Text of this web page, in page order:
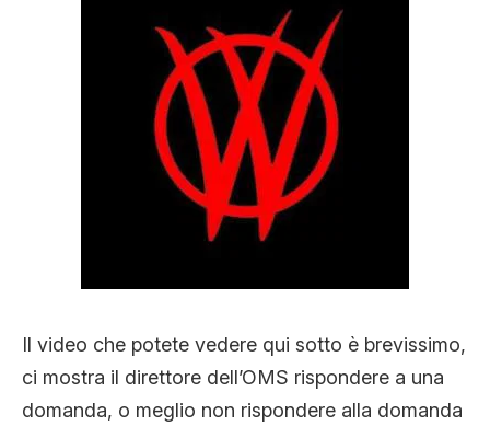
Il video che potete vedere qui sotto è brevissimo,
ci mostra il direttore dell’OMS rispondere a una
domanda, o meglio non rispondere alla domanda